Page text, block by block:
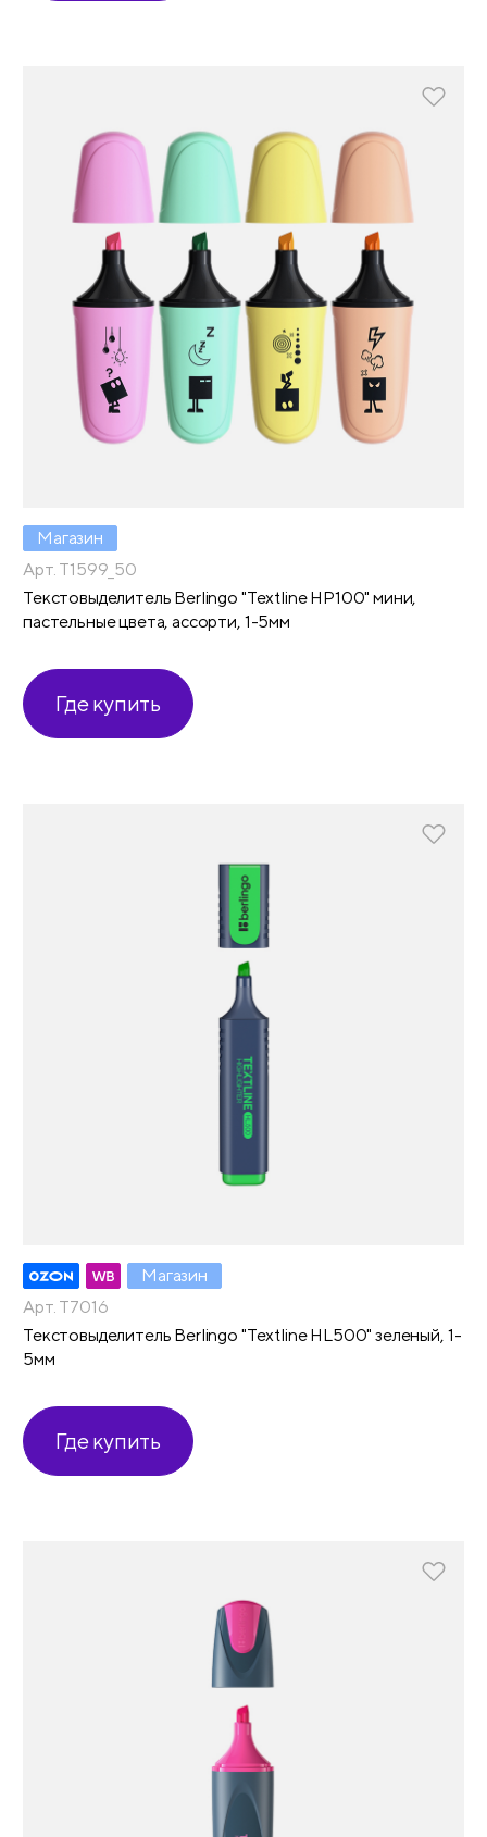
Магазин
Арт. T1599_50
Текстовыделитель Berlingo "Textline HP100" мини,
пастельные цвета, ассорти, 1-5мм
Где купить
Магазин
Арт. T7016
Текстовыделитель Berlingo "Textline HL500" зеленый, 1-
5мм
Где купить